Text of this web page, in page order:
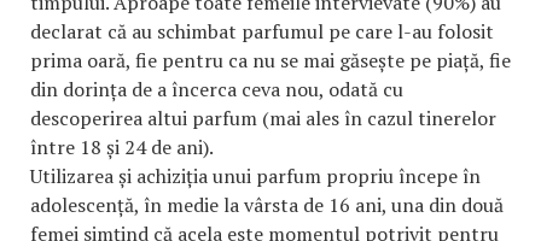
declarat că au schimbat parfumul pe care l-au folosit
prima oară, fie pentru ca nu se mai găsește pe piață, fie
din dorința de a încerca ceva nou, odată cu
descoperirea altui parfum (mai ales în cazul tinerelor
între 18 și 24 de ani).
Utilizarea și achiziția unui parfum propriu începe în
adolescență, în medie la vârsta de 16 ani, una din două
femei simțind că acela este momentul potrivit pentru